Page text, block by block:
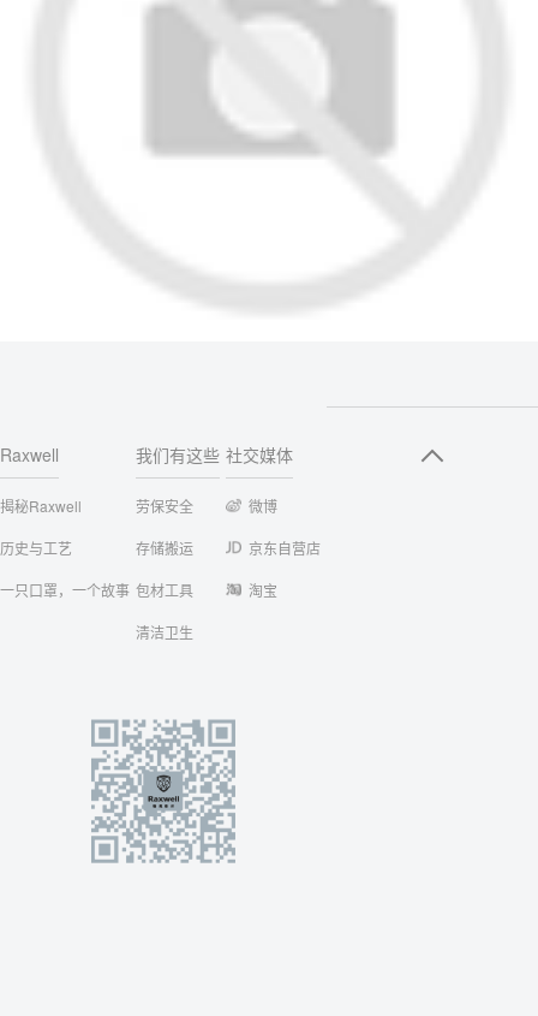
Raxwell
揭秘Raxwell
历史与工艺
一只口罩，一个故事
我们有这些
劳保安全
存储搬运
包材工具
清洁卫生
社交媒体
微博
京东自营店
淘宝